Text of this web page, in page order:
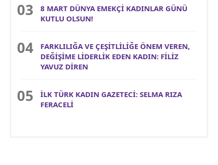
8 MART DÜNYA EMEKÇİ KADINLAR GÜNÜ
KUTLU OLSUN!
FARKLILIĞA VE ÇEŞİTLİLİĞE ÖNEM VEREN,
DEĞİŞİME LİDERLİK EDEN KADIN: FİLİZ
YAVUZ DİREN
İLK TÜRK KADIN GAZETECİ: SELMA RIZA
FERACELİ